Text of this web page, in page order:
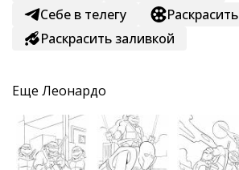
Себе в телегу
Раскрасить
Раскрасить заливкой
Еще Леонардо